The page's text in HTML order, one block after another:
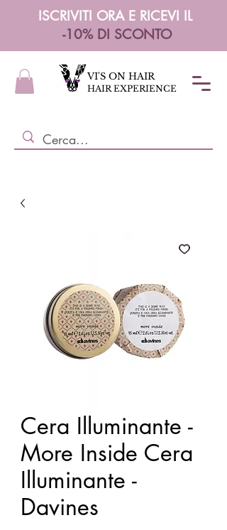
ISCRIVITI ORA E RICEVI IL
-10% DI SCONTO
HAIR EXPERIENCE
VI'S ON HAIR
Cera Illuminante -
More Inside Cera
Illuminante -
Davines